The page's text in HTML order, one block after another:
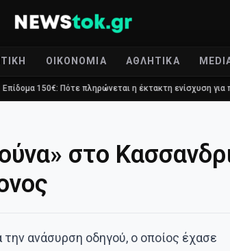
ΟΙΚΟΝΟΜΊΑ ΑΘΛΗΤΙΚΆ
πληρώνεται η έκτακτη ενίσχυση για παιδιά
στο
ανάσυρση οδηγού, ο οποίος έχασε